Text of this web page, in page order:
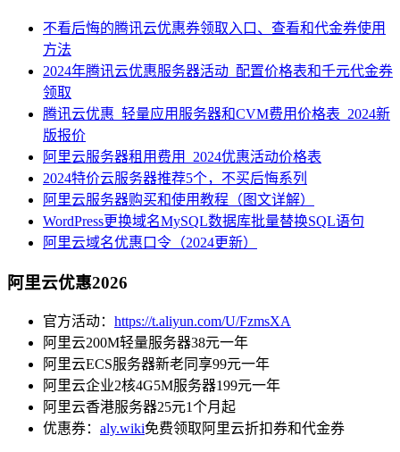
不看后悔的腾讯云优惠券领取入口、查看和代金券使用
方法
2024年腾讯云优惠服务器活动_配置价格表和千元代金券
领取
腾讯云优惠_轻量应用服务器和CVM费用价格表_2024新
版报价
阿里云服务器租用费用_2024优惠活动价格表
2024特价云服务器推荐5个，不买后悔系列
阿里云服务器购买和使用教程（图文详解）
WordPress更换域名MySQL数据库批量替换SQL语句
阿里云域名优惠口令（2024更新）
阿里云优惠2026
官方活动： https://t.aliyun.com/U/FzmsXA
阿里云200M轻量服务器38元一年
阿里云ECS服务器新老同享99元一年
阿里云企业2核4G5M服务器199元一年
阿里云香港服务器25元1个月起
优惠券： aly.wiki免费领取阿里云折扣券和代金券